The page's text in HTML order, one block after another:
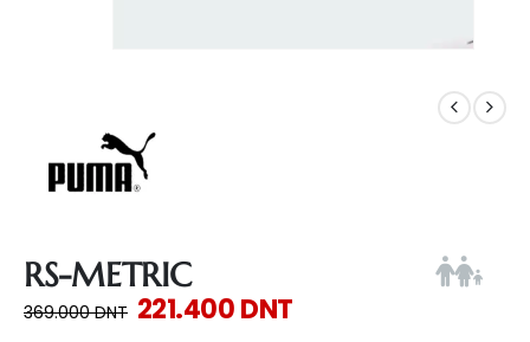
RS-METRIC
369.000DNT 221.400DNT